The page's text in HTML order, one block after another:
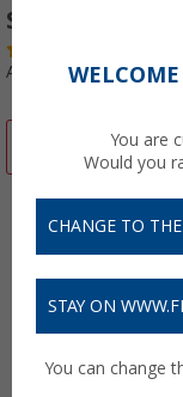
Silikon
Art.-Nr.: 497440
You are
Would you
CHANGE TO
STAY ON
You can change